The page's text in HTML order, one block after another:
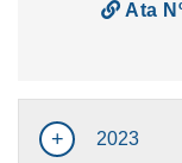
Ata
2023